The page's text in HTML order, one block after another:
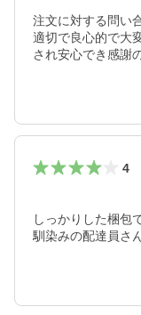
注文に対する問い
適切で良心的で大
され安心でき感謝
4
しっかりした梱包
馴染みの配達員さ